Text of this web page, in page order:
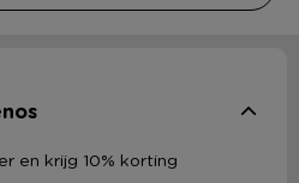
en krijg 10% korting